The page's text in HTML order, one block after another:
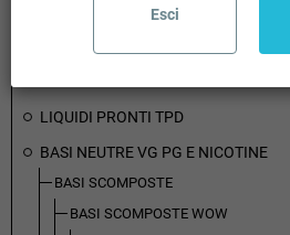
BOTTOM FEEDER
ACCESSORI
LIQUIDI PRONTI TPD
BASI NEUTRE VG PG E NICOTINE
BASI SCOMPOSTE
BASI SCOMPOSTE WOW
Esci